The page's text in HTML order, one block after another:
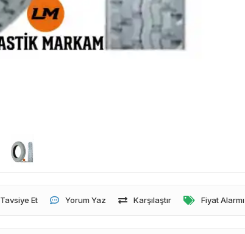
Tavsiye Et Yorum Yaz Karşılaştır Fiyat Alarmı